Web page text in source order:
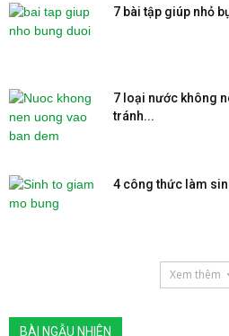
7 bài tập giúp nhỏ
7 loại nước không
tránh...
4 công thức làm
Xem thêm
BÀI NGẪU NHIÊN